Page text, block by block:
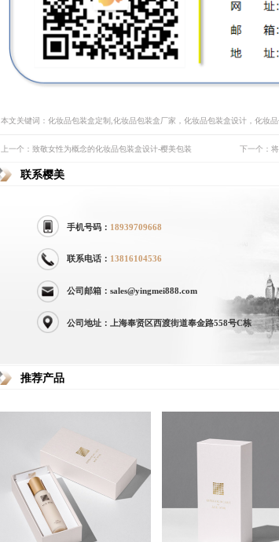
本文关键词：化妆品包装盒定制,化妆品包装盒厂家，化妆品包装盒设计，化妆
上一个：致敬女性为概念的化妆品包装盒设计-樱美包装 下一个：
联系樱美
手机号码： 18939709668
联系电话： 13816104536
公司邮箱：sales@yingmei888.com
公司地址：上海奉贤区西渡街道奉金路558号C栋
推荐产品